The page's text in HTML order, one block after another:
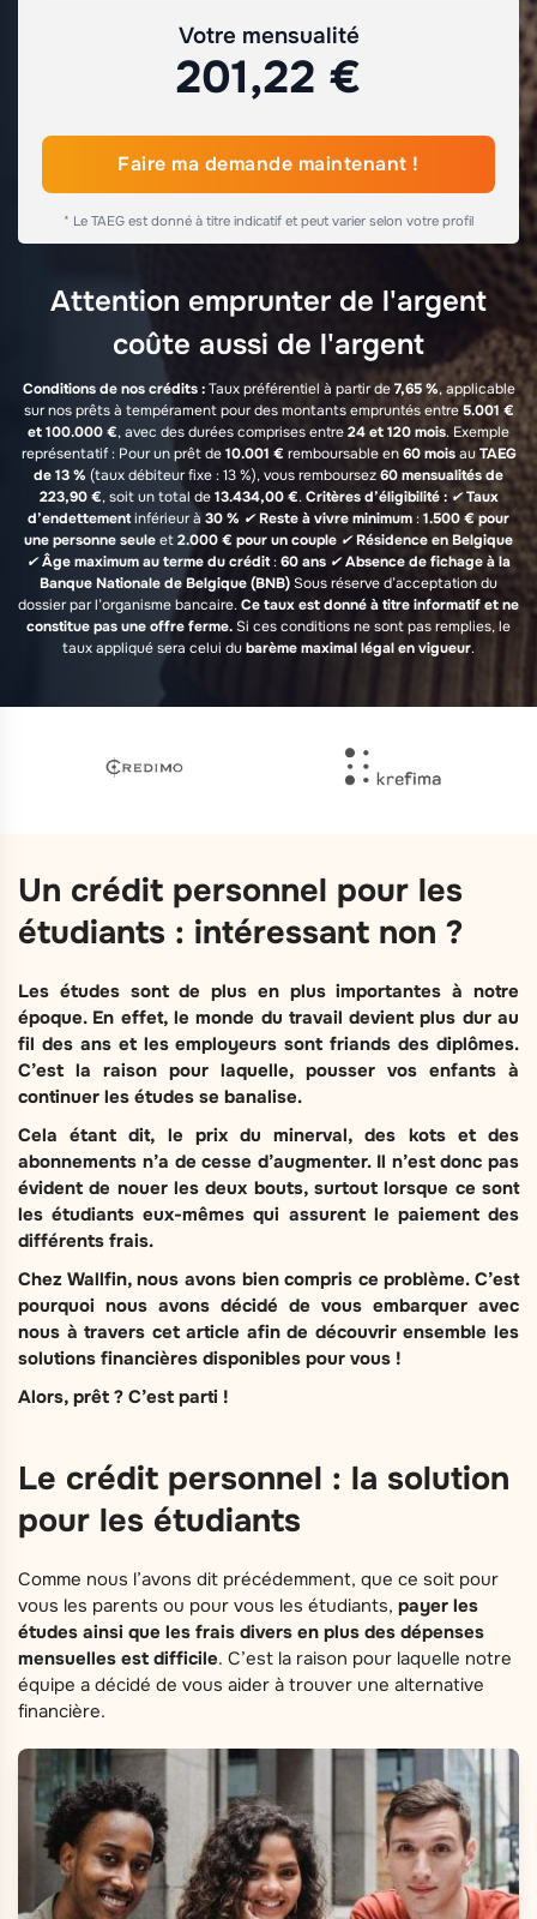
Votre mensualité
201,22 €
Faire ma demande maintenant !
* Le TAEG est donné à titre indicatif et peut varier selon votre profil
Attention emprunter de l'argent
coûte aussi de l'argent
Conditions de nos crédits :Taux préférentiel à partir de7,65 %, applicable
sur nos prêts à tempérament pour des montants empruntés entre5.001 €
et 100.000 €, avec des durées comprises entre24 et 120 mois. Exemple
représentatif : Pour un prêt de10.001 € remboursable en60 moisauTAEG
de 13 % (taux débiteur fixe : 13 %), vous remboursez60 mensualités de
223,90 €, soit un total de13.434,00 €.Critères d’éligibilité :✔Taux
d’endettementinférieur à 30 % ✔Reste à vivre minimum :1.500 € pour
une personne seuleet2.000 € pour un couple ✔Résidence en Belgique
✔Âge maximum au terme du crédit:60 ans ✔Absence de fichage à la
Banque Nationale de Belgique (BNB) Sous réserve d’acceptation du
dossier par l’organisme bancaire.Ce taux est donné à titre informatif et ne
constitue pas une offre ferme. Si ces conditions ne sont pas remplies, le
taux appliqué sera celui dubarème maximal légal en vigueur.
Un crédit personnel pour les
étudiants : intéressant non ?
Les études sont de plus en plus importantes à notre
époque. En effet, le monde du travail devient plus dur au
fil des ans et les employeurs sont friands des diplômes.
C’est la raison pour laquelle, pousser vos enfants à
continuer les études se banalise.
Cela étant dit, le prix du minerval, des kots et des
abonnements n’a de cesse d’augmenter. Il n’est donc pas
évident de nouer les deux bouts, surtout lorsque ce sont
les étudiants eux-mêmes qui assurent le paiement des
différents frais.
Chez Wallfin, nous avons bien compris ce problème. C’est
pourquoi nous avons décidé de vous embarquer avec
nous à travers cet article afin de découvrir ensemble les
solutions financières disponibles pour vous !
Alors, prêt ? C’est parti !
Le crédit personnel : la solution
pour les étudiants
Comme nous l’avons dit précédemment, que ce soit pour
vous les parents ou pour vous les étudiants, payer les
études ainsi que les frais divers en plus des dépenses
mensuelles est difficile. C’est la raison pour laquelle notre
équipe a décidé de vous aider à trouver une alternative
financière.